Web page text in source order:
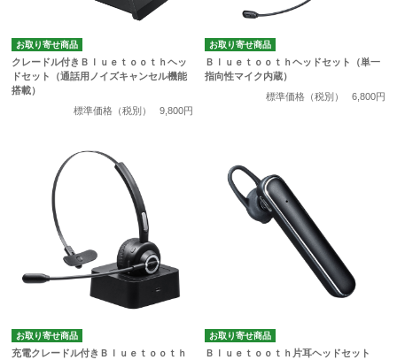
お取り寄せ商品
クレードル付きＢｌｕｅｔｏｏｔｈヘッ
ドセット（通話用ノイズキャンセル機能
搭載）
標準価格（税別）
9,800円
お取り寄せ商品
Ｂｌｕｅｔｏｏｔｈヘッドセット（単一
指向性マイク内蔵）
標準価格（税別）
6,800円
お取り寄せ商品
充電クレードル付きＢｌｕｅｔｏｏｔｈ
お取り寄せ商品
Ｂｌｕｅｔｏｏｔｈ片耳ヘッドセット